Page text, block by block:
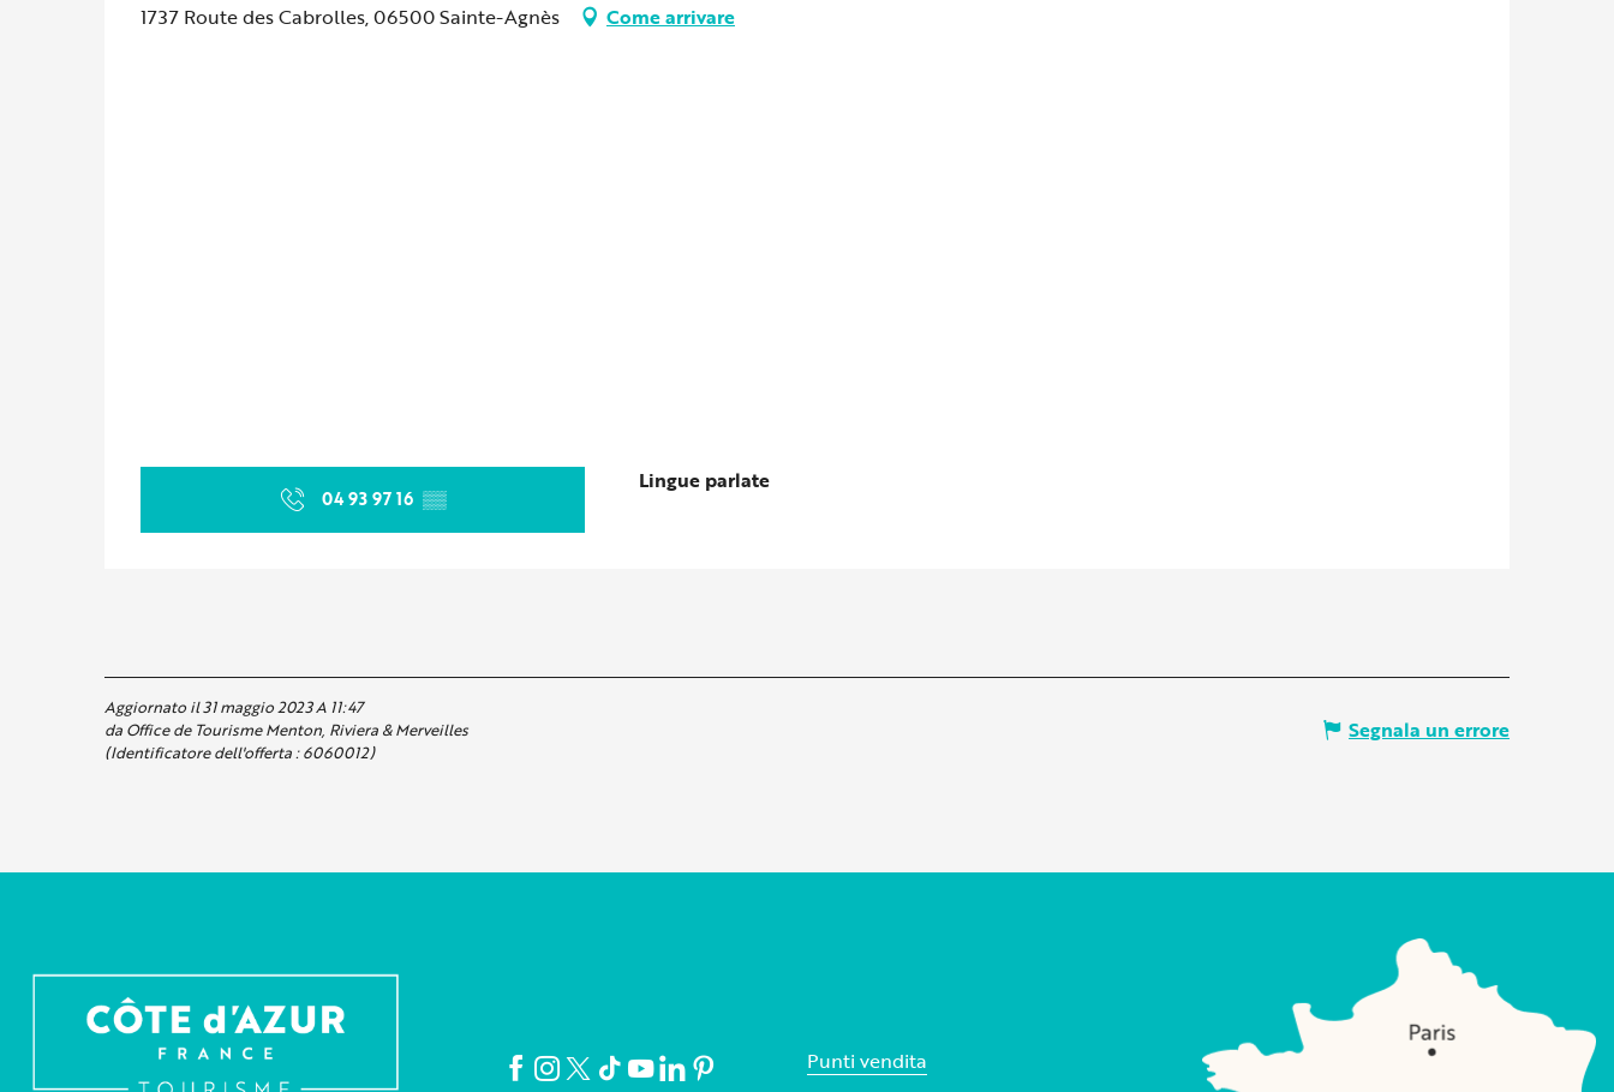
1737 Route des Cabrolles, 06500 Sainte-Agnès Come arrivare
04 93 97 16 ▒▒
Lingue parlate
Lingue parlate
Aggiornato il 31 maggio 2023 A 11:47
da Office de Tourisme Menton, Riviera & Merveilles
(Identificatore dell'offerta :6060012)
Segnala un errore
Punti vendita